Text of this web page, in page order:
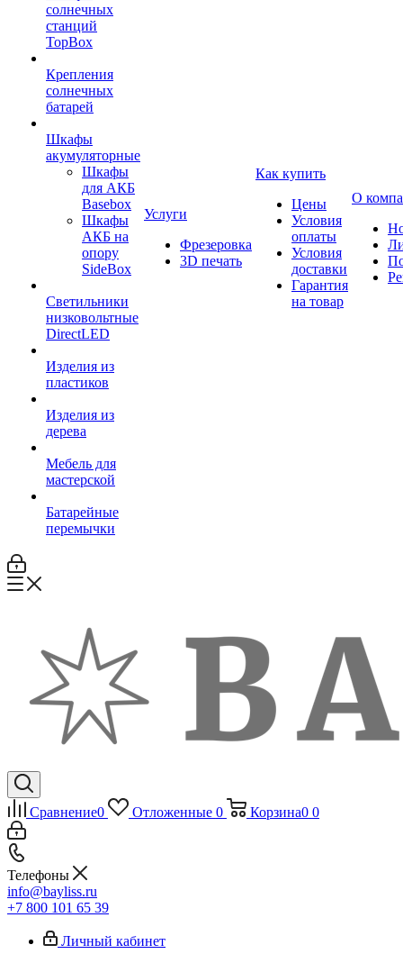
солнечных
станций
TopBox
Крепления
солнечных
батарей
Шкафы
акумуляторные
Шкафы
для АКБ
Basebox
Шкафы
АКБ на
опору
SideBox
Светильники
низковольтные
DirectLED
Изделия из
пластиков
Изделия из
дерева
Мебель для
мастерской
Батарейные
перемычки
Услуги
Фрезеровка
3D печать
Как купить
Цены
Условия
оплаты
Условия
доставки
Гарантия
на товар
О
Сравнение0 Отложенные 0 Корзина0 0
Телефоны
info@bayliss.ru
+7 800 101 65 39
Личный кабинет